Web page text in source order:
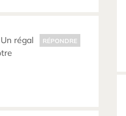
régal
RÉPONDRE